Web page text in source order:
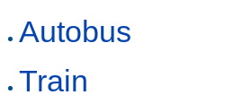
Autobus
Train